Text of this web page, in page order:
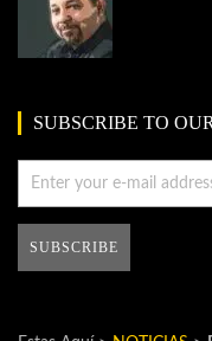
SUBSCRIBE TO